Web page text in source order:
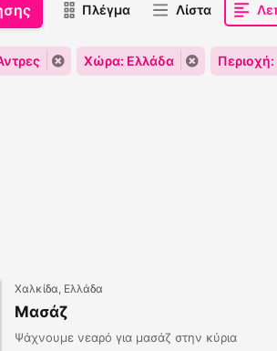
Πλέγμα Λίστα
Χώρα: Ελλάδα
Χαλκίδα, Ελλάδα
Μασάζ
Ψάχνουμε νεαρό για μασάζ στην κύρια